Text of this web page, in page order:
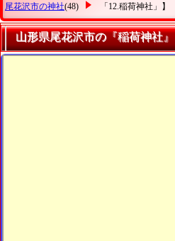
尾花沢市の神社(48) 「12.稲荷神社」 】
山形県尾花沢市の『稲荷神社』